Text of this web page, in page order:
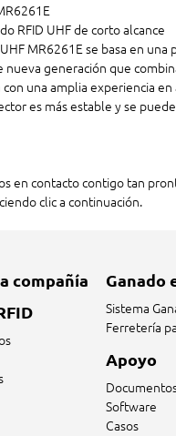
RFID UHF de corto alcance
MR6261E se basa en una
nueva generación que
con una amplia experiencia
es más estable y se
en contacto contigo tan
clic a continuación.
compañía
Ganado
Sistema
Ferretería
Apoyo
Software
Casos